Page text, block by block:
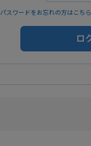
パスワードをお忘れの方はこちら